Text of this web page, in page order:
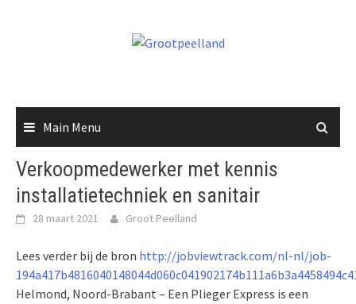
Main Menu
Verkoopmedewerker met kennis
installatietechniek en sanitair
28 maart 2021 Groot Peelland
Lees verder bij de bron http://jobviewtrack.com/nl-nl/job-
Helmond, Noord-Brabant – Een Plieger Express is een